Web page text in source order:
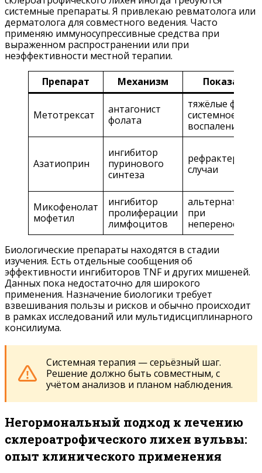
системные препараты. Я привлекаю ревматолога или
дерматолога для совместного ведения. Часто
применяю иммуносупрессивные средства при
выраженном распространении или при
неэффективности местной терапии.
Препарат
Механизм Показания
Метотрексат
антагонист
фолата
тяжёлые
системное
воспаление
Азатиоприн
ингибитор
пуринового
синтеза
рефрактерные
случаи
Микофенолат
мофетил
ингибитор
пролиферации
лимфоцитов
альтернатива
при
Биологические препараты находятся в стадии
изучения. Есть отдельные сообщения об
эффективности ингибиторов TNF и других мишеней.
Данных пока недостаточно для широкого
применения. Назначение биологики требует
взвешивания пользы и рисков и обычно происходит
в рамках исследований или мультидисциплинарного
консилиума.
Системная терапия — серьёзный шаг.
Решение должно быть совместным, с
учётом анализов и планом наблюдения.
Негормональный подход к лечению
склероатрофического лихен вульвы:
опыт клинического применения